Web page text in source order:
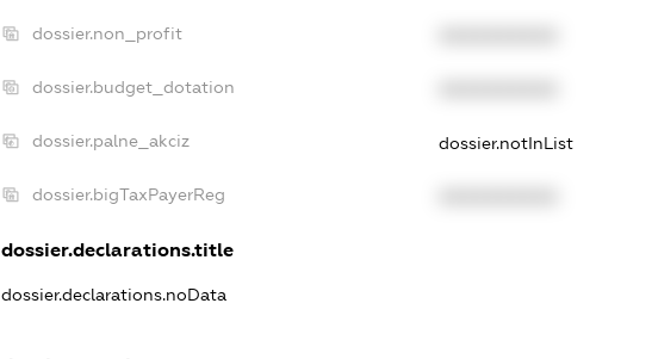
dossier.non_profit
dossier.budget_dotation
dossier.palne_akciz dossier.notInList
dossier.bigTaxPayerReg
dossier.declarations.title
dossier.declarations.noData